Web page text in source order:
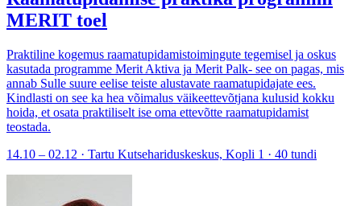
MERIT toel
Praktiline kogemus raamatupidamistoimingute tegemisel ja oskus
kasutada programme Merit Aktiva ja Merit Palk- see on pagas, mis
annab Sulle suure eelise teiste alustavate raamatupidajate ees.
Kindlasti on see ka hea võimalus väikeettevõtjana kulusid kokku
hoida, et osata praktiliselt ise oma ettevõtte raamatupidamist
teostada.
14.10 – 02.12 · Tartu Kutsehariduskeskus, Kopli 1 · 40 tundi